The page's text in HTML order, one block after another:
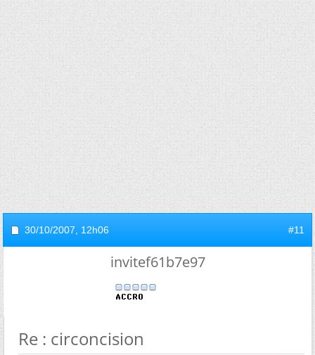
30/10/2007, 12h06 #11
invitef61b7e97
Re : circoncision